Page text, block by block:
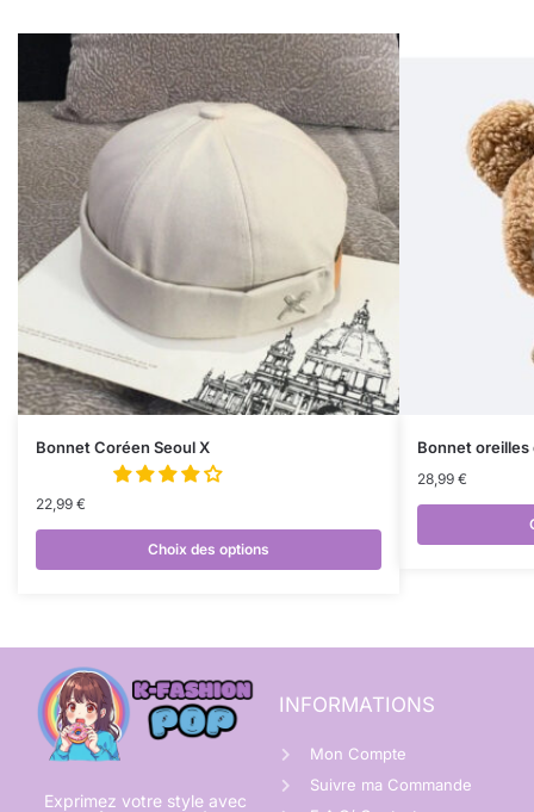
Bonnet Coréen Seoul X
22,99 €
Choix des options
Bonnet
28,99 €
Exprimez votre style avec
INFORMATIONS
Mon Compte
Suivre ma Commande